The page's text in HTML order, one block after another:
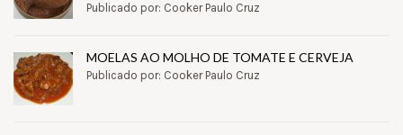
Publicado por: Cooker Paulo Cruz
MOELAS AO MOLHO DE TOMATE E CERVEJA
Publicado por: Cooker Paulo Cruz